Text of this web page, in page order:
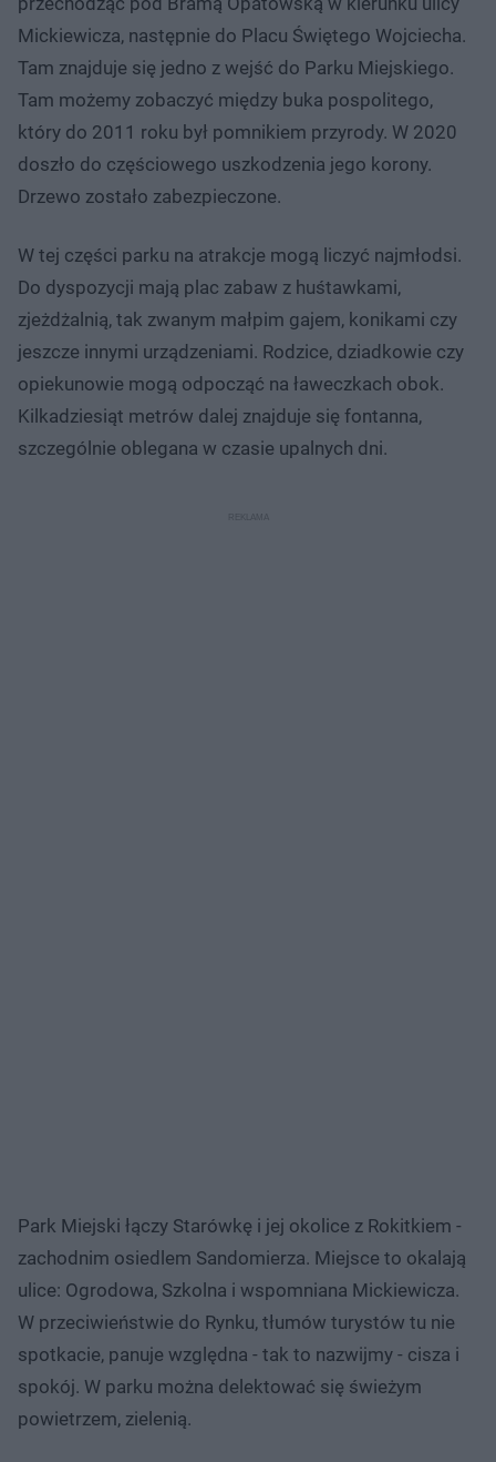
Mickiewicza, następnie do Placu Świętego Wojciecha.
Tam znajduje się jedno z wejść do Parku Miejskiego.
Tam możemy zobaczyć między buka pospolitego,
który do 2011 roku był pomnikiem przyrody. W 2020
doszło do częściowego uszkodzenia jego korony.
Drzewo zostało zabezpieczone.
W tej części parku na atrakcje mogą liczyć najmłodsi.
Do dyspozycji mają plac zabaw z huśtawkami,
zjeżdżalnią, tak zwanym małpim gajem, konikami czy
jeszcze innymi urządzeniami. Rodzice, dziadkowie czy
opiekunowie mogą odpocząć na ławeczkach obok.
Kilkadziesiąt metrów dalej znajduje się fontanna,
szczególnie oblegana w czasie upalnych dni.
Park Miejski łączy Starówkę i jej okolice z Rokitkiem -
zachodnim osiedlem Sandomierza. Miejsce to okalają
ulice: Ogrodowa, Szkolna i wspomniana Mickiewicza.
W przeciwieństwie do Rynku, tłumów turystów tu nie
spotkacie, panuje względna - tak to nazwijmy - cisza i
spokój. W parku można delektować się świeżym
powietrzem, zielenią.